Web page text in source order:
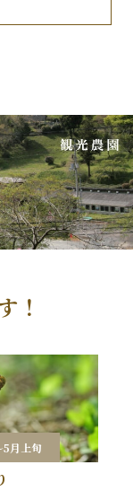
！
5月上旬